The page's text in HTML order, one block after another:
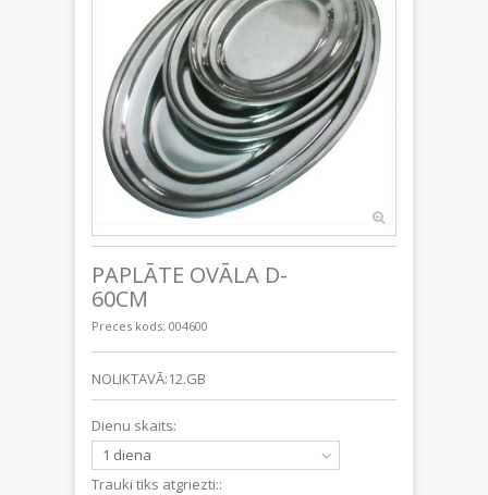
PAPLĀTE OVĀLA D-
60CM
Preces kods: 004600
NOLIKTAVĀ:12.GB
Dienu skaits:
1 diena
Trauki tiks atgriezti::